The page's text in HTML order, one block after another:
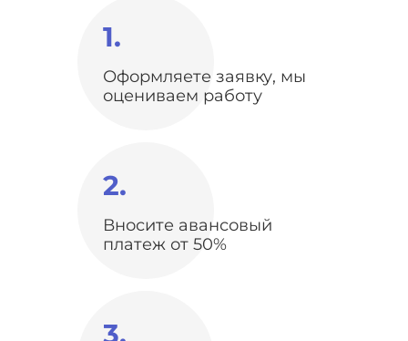
1.
Оформляете заявку, мы
оцениваем работу
2.
Вносите авансовый
платеж от 50%
3.